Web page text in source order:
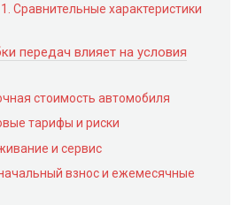
Сравнительные характеристики
передач влияет на условия
стоимость автомобиля
тарифы и риски
и сервис
взнос и ежемесячные